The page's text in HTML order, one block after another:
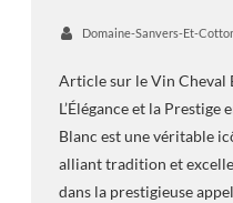
Domaine-Sanvers-Et-
Article sur le Vin Cheval
L’Élégance et la
Blanc est une véritable
alliant tradition et
dans la prestigieuse